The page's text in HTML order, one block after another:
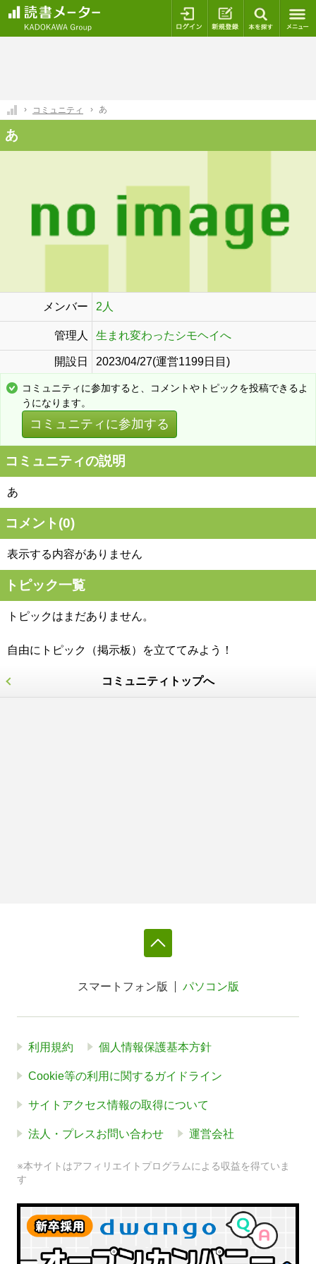
ログイン 新規登録
コミュニティ あ
あ
メンバー 2人
管理人 生まれ変わったシモヘイへ
開設日 2023/04/27(運営1199日目)
コミュニティに参加すると、コメントやトピックを投稿できるよ
うになります。
コミュニティに参加する
コミュニティの説明
あ
コメント(0)
表示する内容がありません
トピック一覧
トピックはまだありません。
自由にトピック（掲示板）を立ててみよう！
コミュニティトップへ
スマートフォン版 パソコン版
利用規約 個人情報保護基本方針
Cookie等の利用に関するガイドライン
サイトアクセス情報の取得について
法人・プレスお問い合わせ 運営会社
※本サイトはアフィリエイトプログラムによる収益を得ていま
す